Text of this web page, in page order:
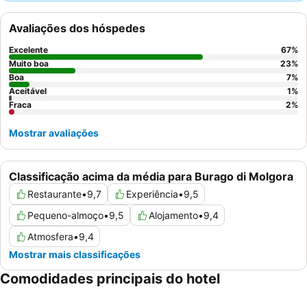
consistentemente o
staff atencioso e profissional
excelente e variado pequeno-almoço
uma experiência verdadeiramente relaxante, considere reservar
um quarto com vista para o tranquilo pátio do jardim.
Classificação acima da média para Burago di Molgora
Restaurante•9,7 Experiência•9,5
Pequeno-almoço•9,5 Alojamento•9,4
Atmosfera•9,4
Mostrar mais classificações
Avaliações dos hóspedes
Excelente 67%
Muito boa
23%
Boa
7%
Aceitável
1%
Fraca
2%
Mostrar avaliações
Comodidades principais do hotel